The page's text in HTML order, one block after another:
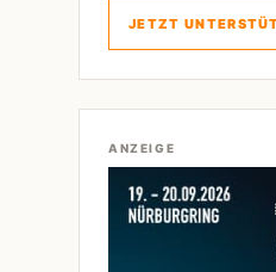
JETZT
ANZEIGE